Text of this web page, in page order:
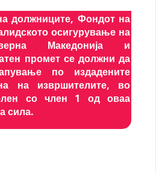
должниците, Фондот на
осигурување на
Македонија и
промет се должни да
по издадените
на извршителите, во
со член 1 од оваа
сила.